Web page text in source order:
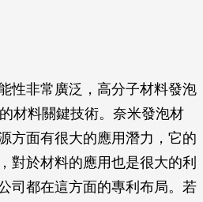
性非常廣泛，高分子材料發泡
材料關鍵技術。奈米發泡材
方面有很大的應用潛力，它的
對於材料的應用也是很大的利
司都在這方面的專利布局。若